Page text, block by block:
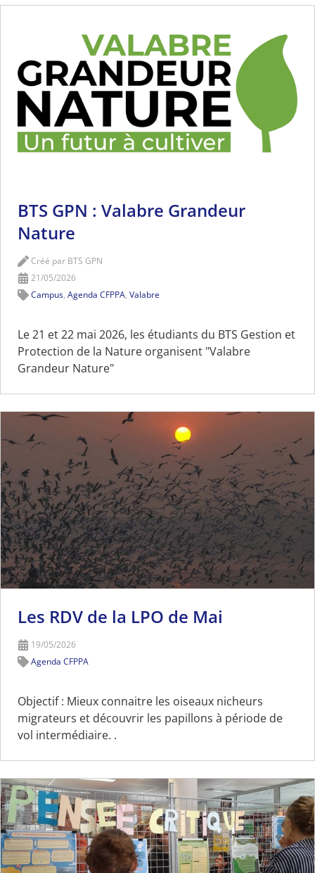
BTS GPN : Valabre Grandeur
Nature
Créé par BTS GPN
21/05/2026
Campus,Agenda CFPPA,Valabre
Le 21 et 22 mai 2026, les étudiants du BTS Gestion et
Protection de la Nature organisent "Valabre
Grandeur Nature"
Les RDV de la LPO de Mai
19/05/2026
Agenda CFPPA
Objectif : Mieux connaitre les oiseaux nicheurs
migrateurs et découvrir les papillons à période de
vol intermédiaire. .